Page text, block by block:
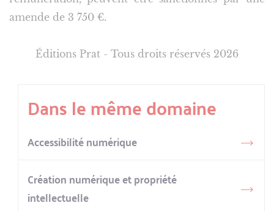
amende de 3 750 €.
Éditions Prat - Tous droits réservés 2026
Dans le même domaine
Accessibilité numérique
Création numérique et propriété
intellectuelle